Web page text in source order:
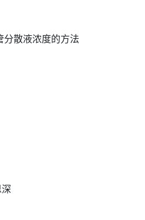
分散液浓度的方法